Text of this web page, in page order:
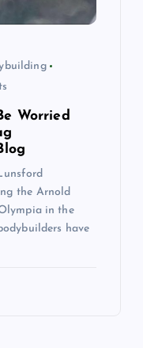
Worried
the Arnold
in the
have